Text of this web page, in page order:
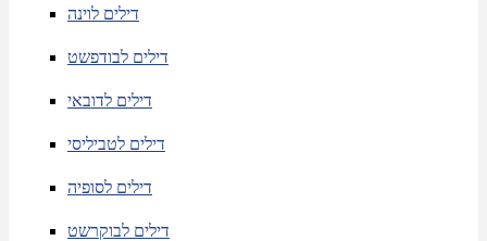
דילים לוינה
דילים לבודפשט
דילים לדובאי
דילים לטביליסי
דילים לסופיה
דילים לבוקרשט